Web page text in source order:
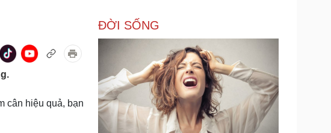
Giá cà phê
Thông tin doanh nghiệp
Doanh nghiệp 24h
Doanh nhân
Vì cộng đồng
Công nghệ
Sành điệu
Tin Công nghệ
Trải nghiệm
Chuyển đổi số
cân hiệu quả, bạn
ĐỜI SỐNG